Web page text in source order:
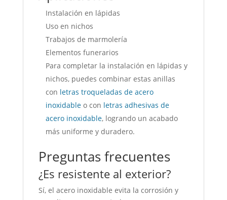
Instalación en lápidas
Uso en nichos
Trabajos de marmolería
Elementos funerarios
Para completar la instalación en lápidas y
nichos, puedes combinar estas anillas
con letras troqueladas de acero
inoxidableo con letras adhesivas de
acero inoxidable, logrando un acabado
más uniforme y duradero.
Preguntas frecuentes
¿Es resistente al exterior?
Sí, el acero inoxidable evita la corrosión y